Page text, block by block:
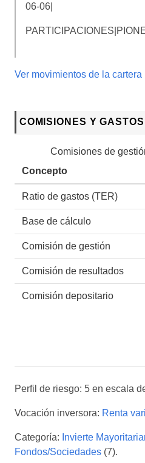
06-06|
Ver movimientos de la cartera
COMISIONES Y GASTOS
Comisiones de
Concepto
Ratio de gastos (TER)
Base de cálculo
Comisión de gestión
Comisión de resultados
Comisión depositario
Perfil de riesgo: 5 en escala
Vocación inversora: Renta
Categoría: Invierte
Fondos/Sociedades (7).